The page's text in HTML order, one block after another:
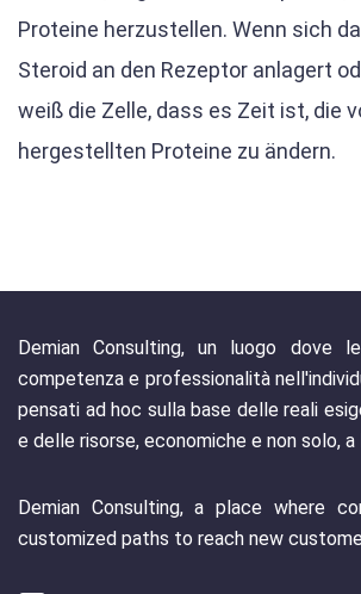
Proteine herzustellen. Wenn sich
Steroid an den Rezeptor anlagert
weiß die Zelle, dass es Zeit ist, die
hergestellten Proteine zu ändern.
Demian Consulting, un luogo dove
competenza e professionalità
pensati ad hoc sulla base delle reali
e delle risorse, economiche e non solo, a
Demian Consulting, a place where
customized paths to reach new